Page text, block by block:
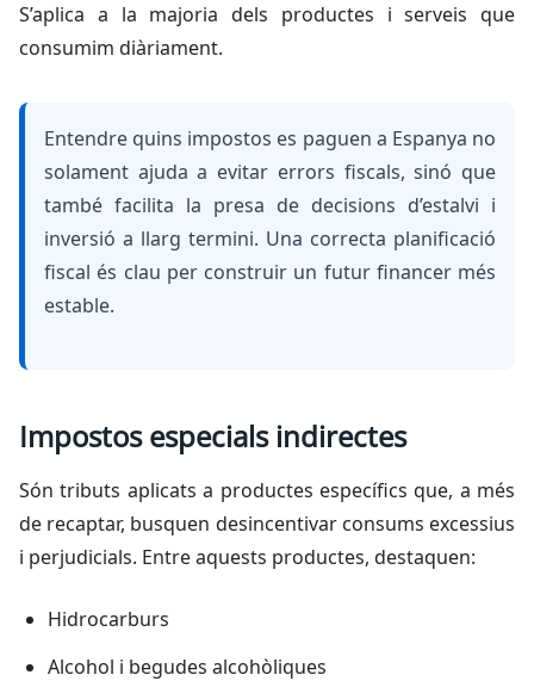
S’aplica a la majoria dels productes i serveis que
consumim diàriament.
Entendre quins impostos es paguen a Espanya no
solament ajuda a evitar errors fiscals, sinó que
també facilita la presa de decisions d’estalvi i
inversió a llarg termini. Una correcta planificació
fiscal és clau per construir un futur financer més
estable.
Impostos especials indirectes
Són tributs aplicats a productes específics que, a més
de recaptar, busquen desincentivar consums excessius
i perjudicials. Entre aquests productes, destaquen:
Hidrocarburs
Alcohol i begudes alcohòliques